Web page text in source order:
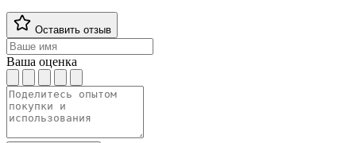
Оставить отзыв
Ваша оценка